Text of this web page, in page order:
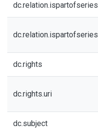
dc.relation.ispartofseries
dc.relation.ispartofseries
dc.rights
dc.rights.uri
dc.subject